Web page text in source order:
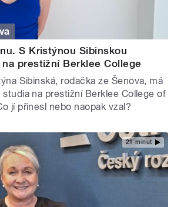
S Kristýnou Sibinskou
prestižní Berklee College
Sibinská, rodačka ze Šenova, má
na prestižní Berklee College of
jí přinesl nebo naopak vzal?
21 minut